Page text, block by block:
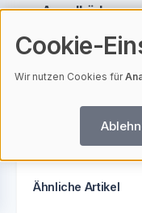
Angelködern
Raubfische
Fischalarm:
Biss verführen
Ähnliche Artikel
Cookie-
Wir nutzen Cookies für